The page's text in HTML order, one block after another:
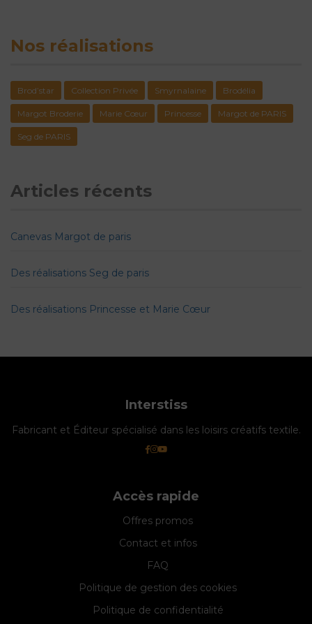
Nos réalisations
Brod’star Collection Privée Smyrnalaine Brodélia
Margot Broderie Marie Cœur Princesse Margot de PARIS
Seg de PARIS
Articles récents
Canevas Margot de paris
Des réalisations Seg de paris
Des réalisations Princesse et Marie Cœur
Interstiss
Fabricant et Éditeur spécialisé dans les loisirs créatifs textile.
Accès rapide
Offres promos
Contact et infos
FAQ
Politique de gestion des cookies
Politique de confidentialité